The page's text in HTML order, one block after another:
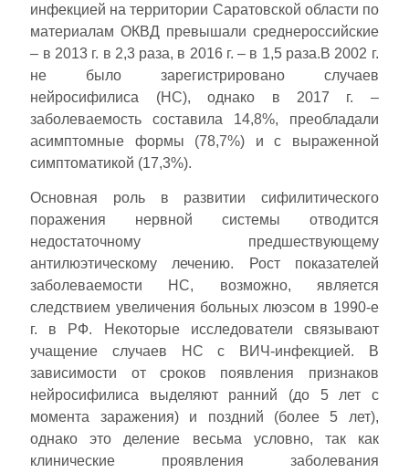
инфекцией на территории Саратовской области по
материалам ОКВД превышали среднероссийские
– в 2013 г. в 2,3 раза, в 2016 г. – в 1,5 раза.В 2002 г.
не было зарегистрировано случаев
нейросифилиса (НС), однако в 2017 г. –
заболеваемость составила 14,8%, преобладали
асимптомные формы (78,7%) и с выраженной
симптоматикой (17,3%).
Основная роль в развитии сифилитического
поражения нервной системы отводится
недостаточному предшествующему
антилюэтическому лечению. Рост показателей
заболеваемости НС, возможно, является
следствием увеличения больных люэсом в 1990-е
г. в РФ. Некоторые исследователи связывают
учащение случаев НС с ВИЧ-инфекцией. В
зависимости от сроков появления признаков
нейросифилиса выделяют ранний (до 5 лет с
момента заражения) и поздний (более 5 лет),
однако это деление весьма условно, так как
клинические проявления заболевания